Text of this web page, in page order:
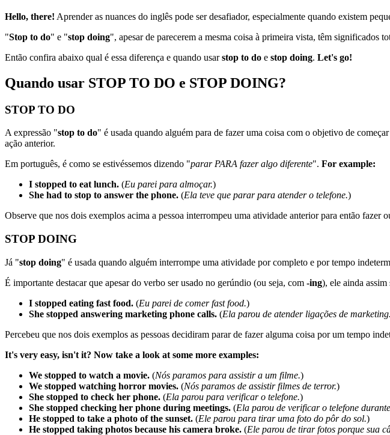
Hello, there! Aprender as nuances do inglês pode ser desafiador, especialmente quando existem
"Stop to do" e "stop doing", apesar de parecerem a mesma coisa à primeira vista, têm significados
Então confira abaixo qual é essa diferença e quando usarstop to do e stop doing. Let's go!
Quando usar STOP TO DO e STOP DOING?
STOP TO DO
A expressão "stop to do" é usada quando alguém para de fazer uma coisa com o objetivo de
ação anterior.
Em português, é como se estivéssemos dizendo "parar PARA fazer algo diferente". For example:
I stopped to eat lunch. (Eu parei para almoçar.)
She had to stop to answer the phone. (Ela teve que parar para atender o telefone.)
Observe que nos dois exemplos acima a pessoa interrompeu uma atividade anterior para então fazer
STOP DOING
Já "stop doing" é usada quando alguém interrompe uma atividade por completo e por tempo
É importante destacar que apesar do verbo ser usado no gerúndio (ou seja, com -ing), ele ainda
I stopped eating fast food. (Eu parei de comer fast food.)
She stopped answering marketing phone calls. (Ela parou de atender ligações de marketing.
Percebeu que nos dois exemplos as pessoas decidiram parar de fazer alguma coisa por um tempo
It's very easy, isn't it? Now take a look at some more examples:
We stopped to watch a movie. (Nós paramos para assistir a um filme.)
We stopped watching horror movies. (Nós paramos de assistir filmes de terror.)
She stopped to check her phone. (Ela parou para verificar o telefone.)
She stopped checking her phone during meetings. (Ela parou de verificar o telefone
He stopped to take a photo of the sunset. (Ele parou para tirar uma foto do pôr do sol.)
He stopped taking photos because his camera broke. (Ele parou de tirar fotos porque sua